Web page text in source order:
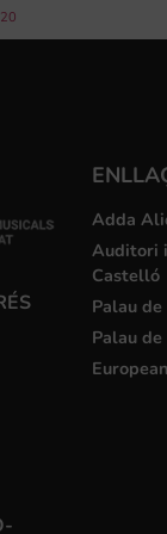
Adda
Auditori
Castelló
Palau
Palau